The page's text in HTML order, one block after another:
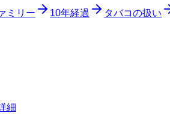
ミリー 10年経過 タバコの扱い
細